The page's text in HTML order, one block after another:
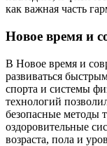
как важная часть
Новое время и
В Новое время и
развиваться
спорта и системы
технологий
безопасные методы
оздоровительные
возраста, пола и